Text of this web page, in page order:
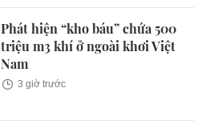
Phát hiện “kho báu” chứa 500
triệu m3 khí ở ngoài khơi Việt
Nam
3 giờ trước